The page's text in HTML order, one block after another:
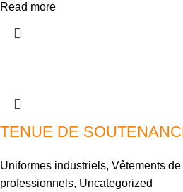
Read more
TENUE DE
Uniformes industriels, Vêtements de
professionnels, Uncategorized